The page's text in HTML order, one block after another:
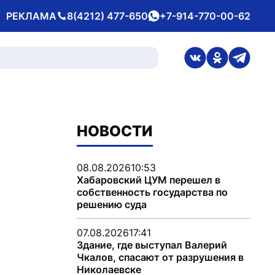
РЕКЛАМА
Телефон 8(4212) 477-650whatsApp
+7-914-770-00-62
ссылка на
ссылка на
НОВОСТИ
08.08.202610:53
Хабаровский ЦУМ перешел в
собственность государства по
решению суда
07.08.202617:41
Здание, где выступал Валерий
Чкалов, спасают от разрушения в
Николаевске